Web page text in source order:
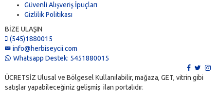
JSmax (0)
Kawai (0)
Lenovo
LG (0)
Linktech (0)
Massive
Microsoft (0)
Midbook (0)
Güvenli Alışveriş İpuçları
Gizlilik Politikası
BİZE ULAŞIN
(545)1880015
info@herbiseycii.com
Whatsapp Destek: 5451880015
ÜCRETSİZ Ulusal ve Bölgesel Kullanılabilir, mağaza, GET, vitrin gibi
satışlar yapabileceğiniz gelişmiş ilan portalıdır.